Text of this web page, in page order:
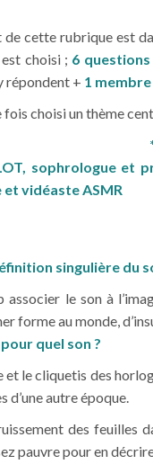
cette rubrique est
choisi ; 6 questions
répondent + 1
choisi un thème
sophrologue et
et vidéaste ASMR
singulière du
associer le son à
forme au monde,
quel son ?
et le cliquetis des
d’une autre époque.
des feuilles
pauvre pour en